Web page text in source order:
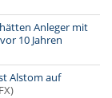
Anleger mit
10 Jahren
Alstom auf